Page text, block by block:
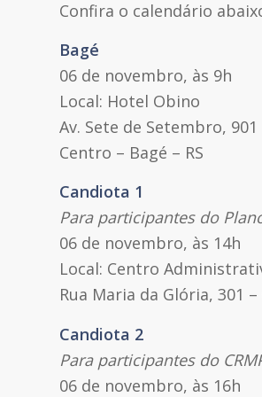
Confira o calendário
Bagé
06 de novembro, às 9h
Local: Hotel Obino
Av. Sete de Setembro, 901
Centro – Bagé – RS
Candiota 1
Para participantes do
06 de novembro, às 14h
Local: Centro
Rua Maria da Glória, 301 –
Candiota 2
Para participantes do
06 de novembro, às 16h